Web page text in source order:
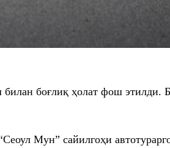
билан боғлиқ ҳолат фош
Мун” сайилгоҳи